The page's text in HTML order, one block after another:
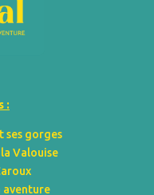
:
ses gorges
Valouise
aventure